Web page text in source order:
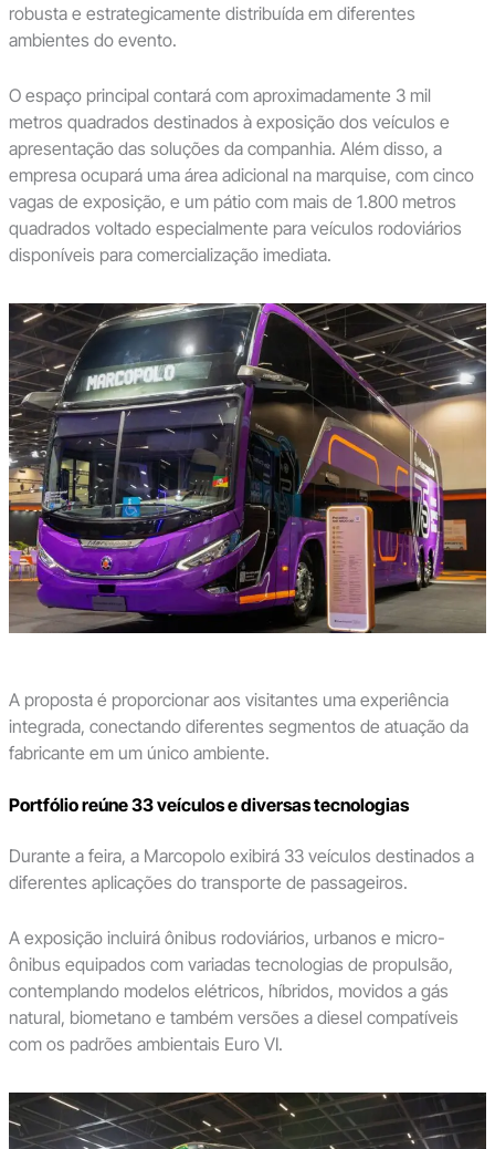
robusta e estrategicamente distribuída em diferentes
ambientes do evento.
O espaço principal contará com aproximadamente 3 mil
metros quadrados destinados à exposição dos veículos e
apresentação das soluções da companhia. Além disso, a
empresa ocupará uma área adicional na marquise, com cinco
vagas de exposição, e um pátio com mais de 1.800 metros
quadrados voltado especialmente para veículos rodoviários
disponíveis para comercialização imediata.
A proposta é proporcionar aos visitantes uma experiência
integrada, conectando diferentes segmentos de atuação da
fabricante em um único ambiente.
Portfólio reúne 33 veículos e diversas tecnologias
Durante a feira, a Marcopolo exibirá 33 veículos destinados a
diferentes aplicações do transporte de passageiros.
A exposição incluirá ônibus rodoviários, urbanos e micro-
ônibus equipados com variadas tecnologias de propulsão,
contemplando modelos elétricos, híbridos, movidos a gás
natural, biometano e também versões a diesel compatíveis
com os padrões ambientais Euro VI.